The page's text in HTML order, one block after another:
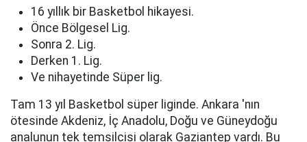
16 yıllık bir Basketbol hikayesi.
Önce Bölgesel Lig.
Sonra 2. Lig.
Derken 1. Lig.
Ve nihayetinde Süper lig.
Tam 13 yıl Basketbol süper liginde. Ankara 'nın
ötesinde Akdeniz, İç Anadolu, Doğu ve Güneydoğu
analunun tek temsilcisi olarak Gaziantep vardı. Bu